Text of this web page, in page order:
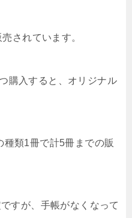
されています。
購入すると、オリジナル
類1冊で計5冊までの販
すが、手帳がなくなって